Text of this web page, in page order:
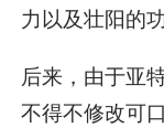
力以及壮阳的功
后来，由于亚
不得不修改可